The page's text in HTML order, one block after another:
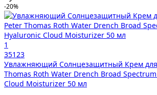
-20%
1
35123
Увлажняющий Солнцезащитный Крем для
Thomas Roth Water Drench Broad
Cloud Moisturizer 50 мл